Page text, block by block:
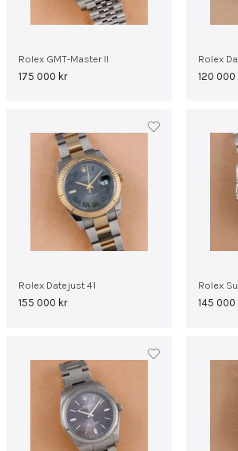
Rolex GMT-Master II
175 000 kr
Rolex
120 000
Rolex Datejust 41
155 000 kr
Rolex
145 000